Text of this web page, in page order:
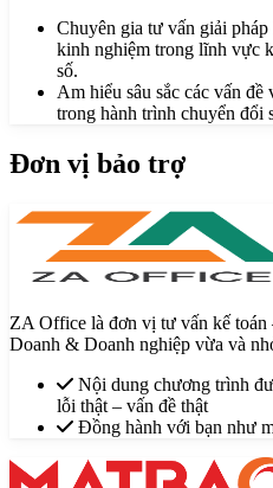
Chuyên gia tư vấn giải
kinh nghiệm trong lĩnh vực
số.
Am hiểu sâu sắc các vấn
trong hành trình chuyển đổi
Đơn vị bảo trợ
ZA Office là đơn vị tư vấn kế
Doanh & Doanh nghiệp vừa và
Nội dung chương trình
lỗi thật – vấn đề thật
Đồng hành với bạn như